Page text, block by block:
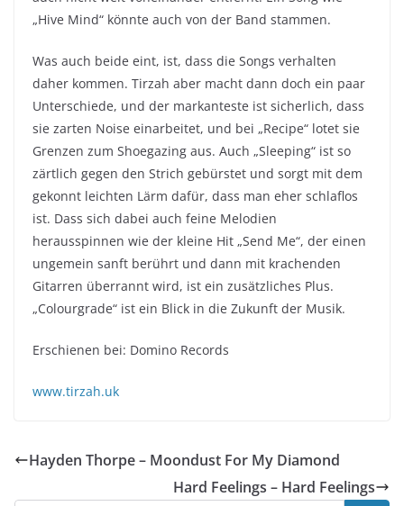
„Hive Mind“ könnte auch von der Band stammen.
Was auch beide eint, ist, dass die Songs verhalten
daher kommen. Tirzah aber macht dann doch ein paar
Unterschiede, und der markanteste ist sicherlich, dass
sie zarten Noise einarbeitet, und bei „Recipe“ lotet sie
Grenzen zum Shoegazing aus. Auch „Sleeping“ ist so
zärtlich gegen den Strich gebürstet und sorgt mit dem
gekonnt leichten Lärm dafür, dass man eher schlaflos
ist. Dass sich dabei auch feine Melodien
herausspinnen wie der kleine Hit „Send Me“, der einen
ungemein sanft berührt und dann mit krachenden
Gitarren überrannt wird, ist ein zusätzliches Plus.
„Colourgrade“ ist ein Blick in die Zukunft der Musik.
Erschienen bei: Domino Records
www.tirzah.uk
Hayden Thorpe – Moondust For My Diamond
Hard Feelings – Hard Feelings